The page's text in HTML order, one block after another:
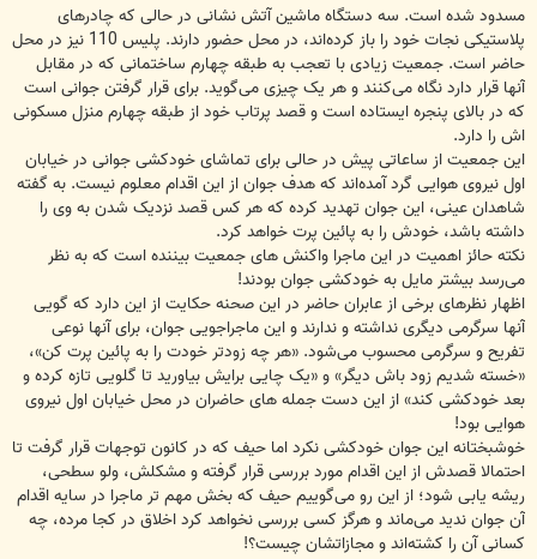
مسدود شده است. سه دستگاه ماشین آتش نشانی در حالی که چادرهای
پلاستیکی نجات خود را باز کرده‌اند، در محل حضور دارند. پلیس 110 نیز در محل
حاضر است. جمعیت زیادی با تعجب به طبقه چهارم ساختمانی که در مقابل
آنها قرار دارد نگاه می‌کنند و هر یک چیزی می‌گوید. برای قرار گرفتن جوانی است
که در بالای پنجره ایستاده است و قصد پرتاب خود از طبقه چهارم منزل مسکونی
اش را دارد.
این جمعیت از ساعاتی پیش در حالی برای تماشای خودکشی جوانی در خیابان
اول نیروی هوایی گرد آمده‌اند که هدف جوان از این اقدام معلوم نیست. به گفته
شاهدان عینی، این جوان تهدید کرده که هر کس قصد نزدیک شدن به وی را
داشته باشد، خودش را به پائین پرت خواهد کرد.
نکته حائز اهمیت در این ماجرا واکنش های جمعیت بیننده است که به نظر
می‌رسد بیشتر مایل به خودکشی جوان بودند!
اظهار نظرهای برخی از عابران حاضر در این صحنه حکایت از این دارد که گویی
آنها سرگرمی دیگری نداشته و ندارند و این ماجراجویی جوان، برای آنها نوعی
تفریح و سرگرمی محسوب می‌شود. «هر چه زودتر خودت را به پائین پرت کن»،
«خسته شدیم زود باش دیگر» و «یک چایی برایش بیاورید تا گلویی تازه کرده و
بعد خودکشی کند» از این دست جمله های حاضران در محل خیابان اول نیروی
هوایی بود!
خوشبختانه این جوان خودکشی نکرد اما حیف که در کانون توجهات قرار گرفت تا
احتمالا قصدش از این اقدام مورد بررسی قرار گرفته و مشکلش، ولو سطحی،
ریشه یابی شود؛ از این رو می‌گوییم حیف که بخش مهم تر ماجرا در سایه اقدام
آن جوان ندید می‌ماند و هرگز کسی بررسی نخواهد کرد اخلاق در کجا مرده، چه
کسانی آن را کشته‌اند و مجازاتشان چیست؟!